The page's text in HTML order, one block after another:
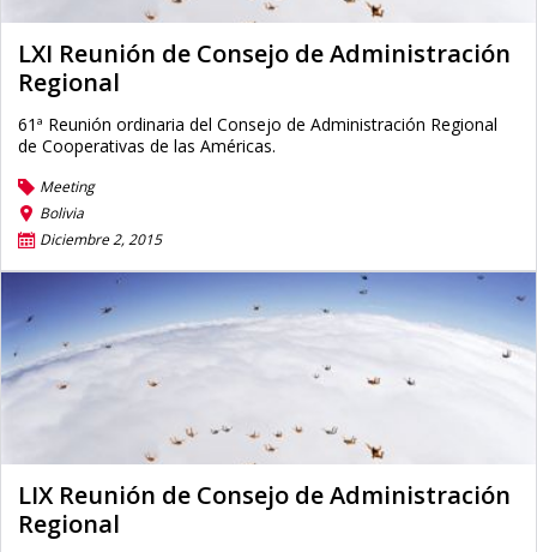
LXI Reunión de Consejo de Administración
Regional
61ª Reunión ordinaria del Consejo de Administración Regional
de Cooperativas de las Américas.
Meeting
Bolivia
Diciembre 2, 2015
LIX Reunión de Consejo de Administración
Regional